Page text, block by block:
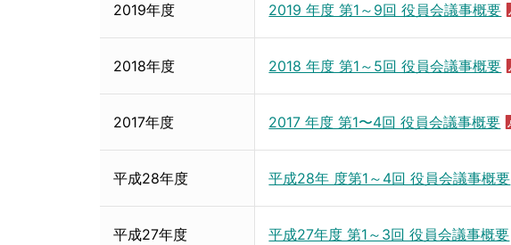
2019年度 2019 年度 第1～9回 役員会議事概要
2018年度 2018 年度 第1～5回 役員会議事概要
2017年度 2017 年度 第1〜4回 役員会議事概要
平成28年度 平成28年 度第1～4回 役員会議事概要
平成27年度 平成27年度 第1～3回 役員会議事概要